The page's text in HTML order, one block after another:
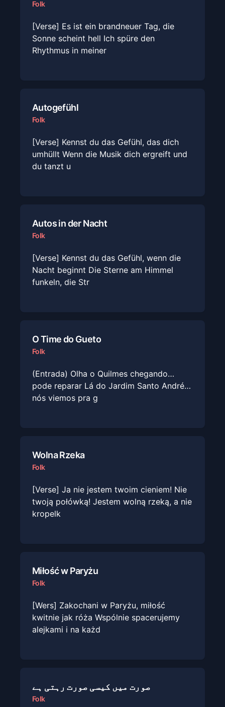
Folk
[Verse] Es ist ein brandneuer Tag, die
Sonne scheint hell Ich spüre den
Rhythmus in meiner
Autogefühl
Folk
[Verse] Kennst du das Gefühl, das dich
umhüllt Wenn die Musik dich ergreift und
du tanzt u
Autos in der Nacht
Folk
[Verse] Kennst du das Gefühl, wenn die
Nacht beginnt Die Sterne am Himmel
funkeln, die Str
O Time do Gueto
Folk
(Entrada) Olha o Quilmes chegando…
pode reparar Lá do Jardim Santo André…
nós viemos pra g
Wolna Rzeka
Folk
[Verse] Ja nie jestem twoim cieniem! Nie
twoją połówką! Jestem wolną rzeką, a nie
kropelk
Miłość w Paryżu
Folk
[Wers] Zakochani w Paryżu, miłość
kwitnie jak róża Wspólnie spacerujemy
alejkami i na każd
صورت میں کیسی صورت رہتی ہے
Folk